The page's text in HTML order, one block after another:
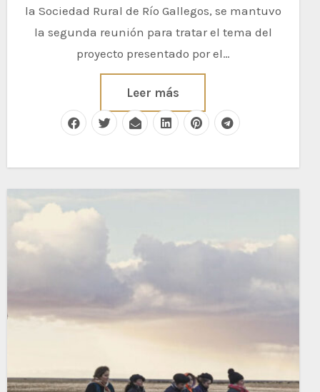
la Sociedad Rural de Río Gallegos, se mantuvo
la segunda reunión para tratar el tema del
proyecto presentado por el…
Leer más